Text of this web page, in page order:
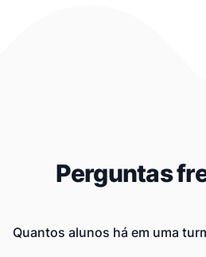
Perguntas
Quantos alunos há em uma